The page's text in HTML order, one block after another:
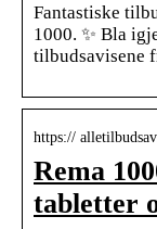
Fantastiske
1000. ✨ Bla
tilbudsavisene
https://
Rema
tabletter